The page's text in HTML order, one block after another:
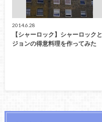
2014.6.28
【シャーロック】シャーロックと
ジョンの得意料理を作ってみた